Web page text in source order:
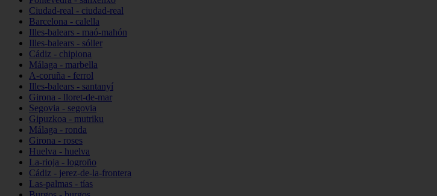
Ciudad-real - ciudad-real
Barcelona - calella
Illes-balears - maó-mahón
Illes-balears - sóller
Cádiz - chipiona
Málaga - marbella
A-coruña - ferrol
Illes-balears - santanyí
Girona - lloret-de-mar
Segovia - segovia
Gipuzkoa - mutriku
Málaga - ronda
Girona - roses
Huelva - huelva
La-rioja - logroño
Cádiz - jerez-de-la-frontera
Las-palmas - tías